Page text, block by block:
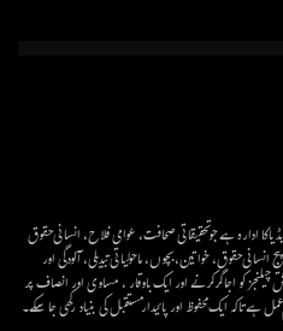
ادارہ ہے جو تحقیقاتی صحافت، عوامی فلاح، انسانی حقوق
حقوق، خواتین، بچوں، ماحولیاتی تبدیلی، آلودگی اور
چیلنجز کو اجاگر کرنے اور ایک باوقار ، مساوی اور انصاف پر
ہےتاکہ ایک محفوظ اور پائیدار مستقبل کی بنیاد رکھی جا سکے۔